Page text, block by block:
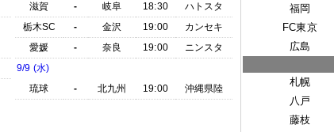
滋賀
- 岐阜 18:30
ハトスタ
栃木SC
- 金沢 19:00
カンセキ
愛媛
- 奈良 19:00
ニンスタ
9/9 (水)
琉球
- 北九州 19:00 沖縄県陸
福岡
FC東京
広島
札幌
八戸
藤枝